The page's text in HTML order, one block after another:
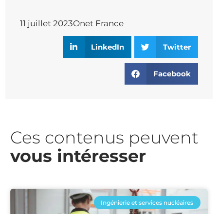
11 juillet 2023Onet France
LinkedIn Twitter
Facebook
Ces contenus peuvent
vous intéresser​
Ingénierie et services nucléaires